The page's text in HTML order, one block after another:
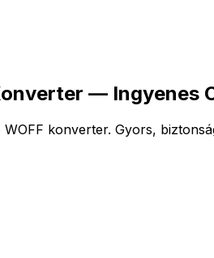
— Ingyenes
konverter. Gyors,